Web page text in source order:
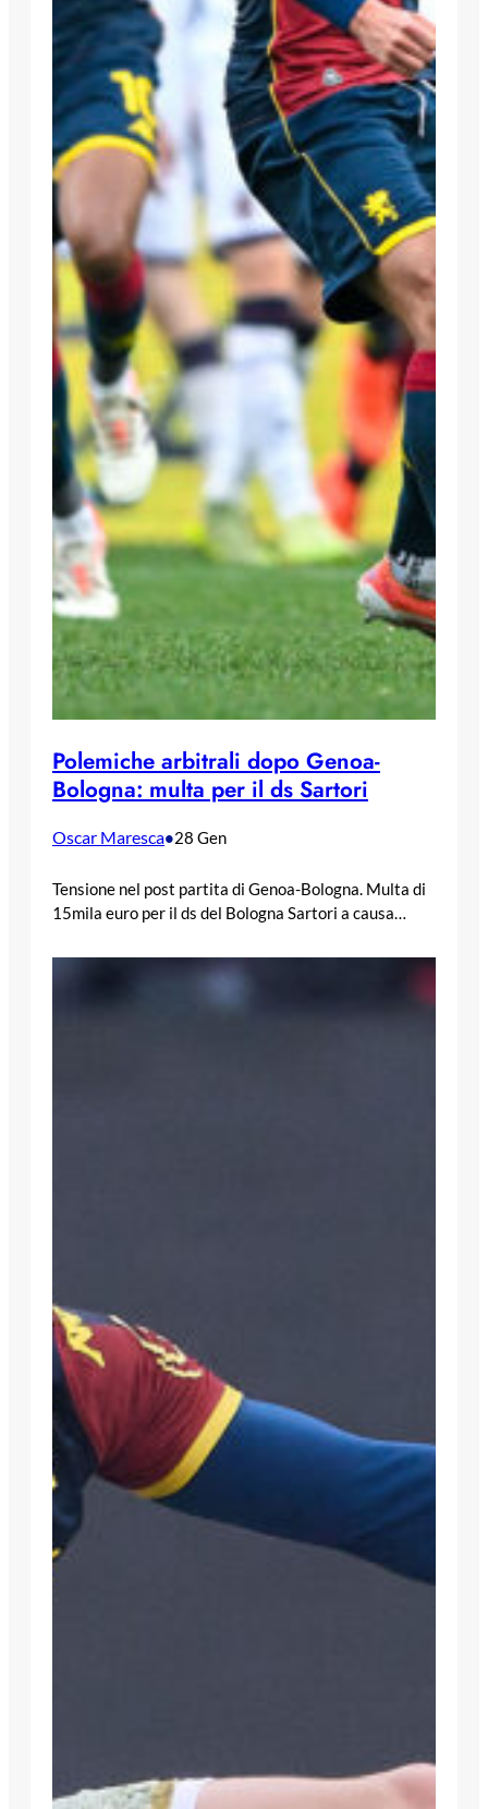
Polemiche arbitrali dopo Genoa-
Bologna: multa per il ds Sartori
Oscar Maresca•28 Gen
Tensione nel post partita di Genoa-Bologna. Multa di
15mila euro per il ds del Bologna Sartori a causa…